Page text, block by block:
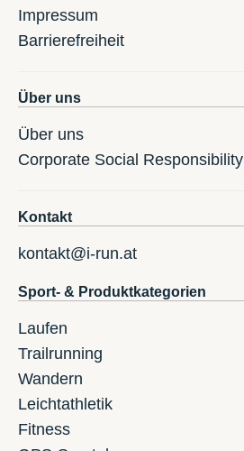
Impressum
Barrierefreiheit
Über uns
Über uns
Corporate Social Responsibility
Kontakt
kontakt@i-run.at
Sport- & Produktkategorien
Laufen
Trailrunning
Wandern
Leichtathletik
Fitness